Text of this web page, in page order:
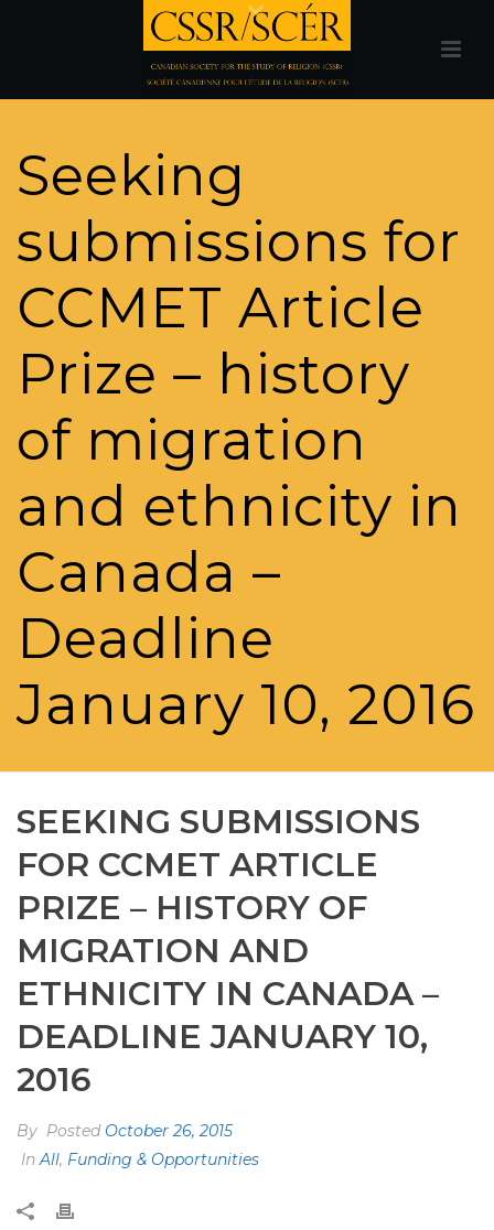
Seeking
submissions for
CCMET Article
Prize – history
of migration
and ethnicity in
Canada –
Deadline
January 10, 2016
SEEKING SUBMISSIONS
FOR CCMET ARTICLE
PRIZE – HISTORY OF
MIGRATION AND
ETHNICITY IN CANADA –
DEADLINE JANUARY 10,
2016
By Posted October 26, 2015
InAll, Funding & Opportunities